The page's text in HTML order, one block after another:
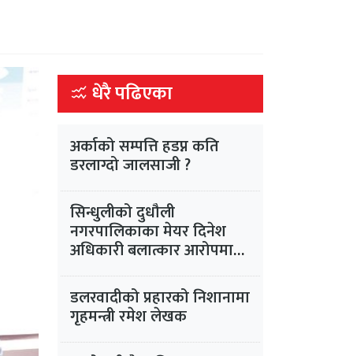
धेरै पढिएका
अर्काको सम्पत्ति हडप्न कति
डरलाग्दो जालसाजी ?
सिन्धुलीको दुधौली
नगरपालिकाका मेयर दिनेश
अधिकारी बलात्कार आरोपमा
फरार
डलरवादीको प्रहारको निशानामा
गृहमन्त्री रमेश लेखक